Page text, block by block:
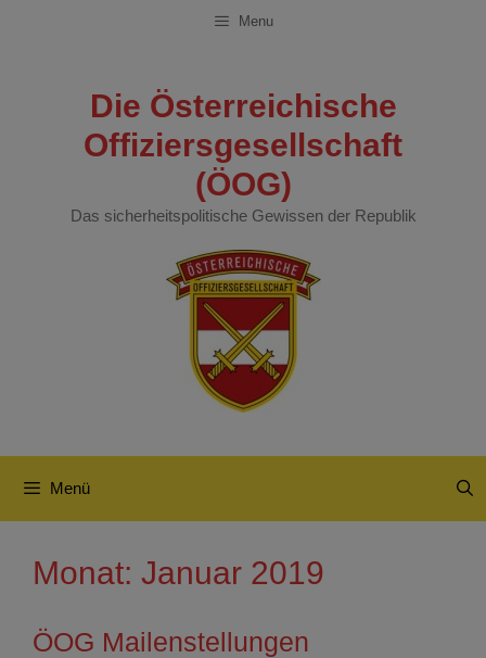
Menu
Die Österreichische
Offiziersgesellschaft
(ÖOG)
Das sicherheitspolitische Gewissen der Republik
Menü
Monat: Januar 2019
ÖOG Mailenstellungen